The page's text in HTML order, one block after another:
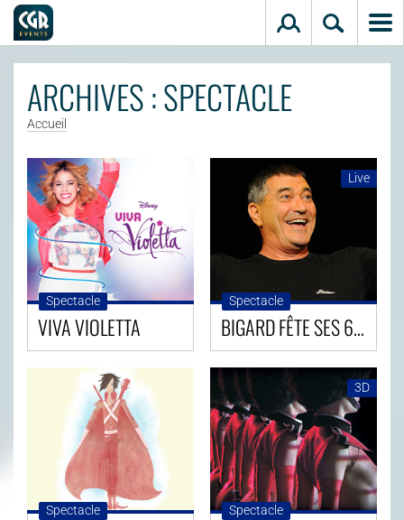
ARCHIVES : SPECTACLE
Accueil
Spectacle
VIVA VIOLETTA
Live
Spectacle
BIGARD FÊTE SES 60 ANS
Spectacle
3D
Spectacle